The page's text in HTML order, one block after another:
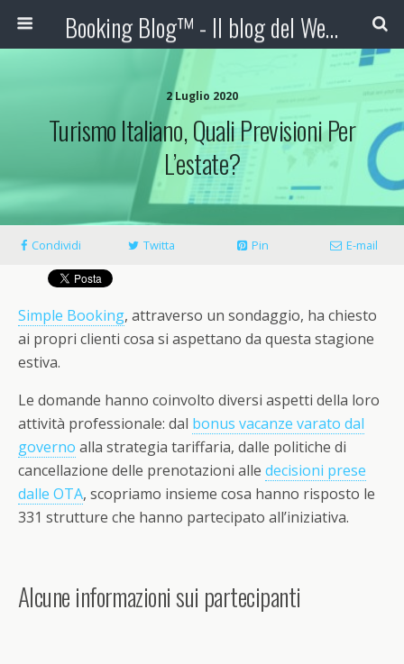
Booking Blog™ - Il blog del Web Marketing Turistico
2 Luglio 2020
Turismo Italiano, Quali Previsioni Per
L’estate?
Condividi Twitta Pin E-mail
Simple Booking, attraverso un sondaggio, ha chiesto
ai propri clienti cosa si aspettano da questa stagione
estiva.
Le domande hanno coinvolto diversi aspetti della loro
attività professionale: dal bonus vacanze varato dal
governo alla strategia tariffaria, dalle politiche di
cancellazione delle prenotazioni alle decisioni prese
dalle OTA, scopriamo insieme cosa hanno risposto le
331 strutture che hanno partecipato all’iniziativa.
Alcune informazioni sui partecipanti